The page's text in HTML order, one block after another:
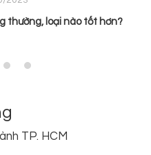
thường, loại nào tốt hơn?
TP. HCM